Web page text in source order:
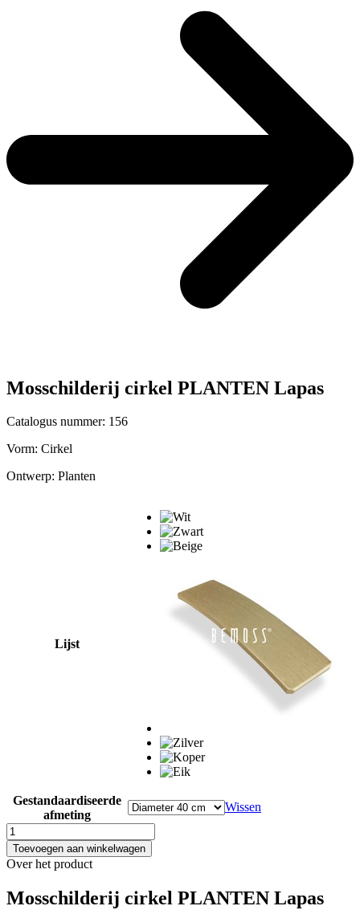
Mosschilderij cirkel PLANTEN Lapas
Catalogus nummer: 156
Vorm: Cirkel
Ontwerp: Planten
Lijst
Gestandaardiseerde
afmeting
Wissen
Mosschilderij
cirkel
PLANTEN
Lapas
Toevoegen aan winkelwagen
Over het product
Mosschilderij cirkel PLANTEN Lapas